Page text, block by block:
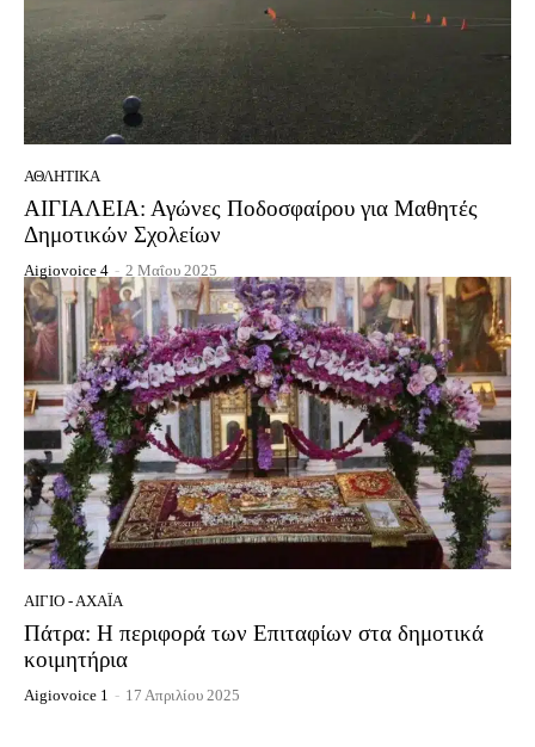
ΑΘΛΗΤΙΚΆ
ΑΙΓΙΑΛΕΙΑ: Αγώνες Ποδοσφαίρου για Μαθητές
Δημοτικών Σχολείων
Aigiovoice 4 - 2 Μαΐου 2025
ΑΊΓΙΟ - ΑΧΑΪ́Α
Πάτρα: Η περιφορά των Επιταφίων στα δημοτικά
κοιμητήρια
Aigiovoice 1 - 17 Απριλίου 2025